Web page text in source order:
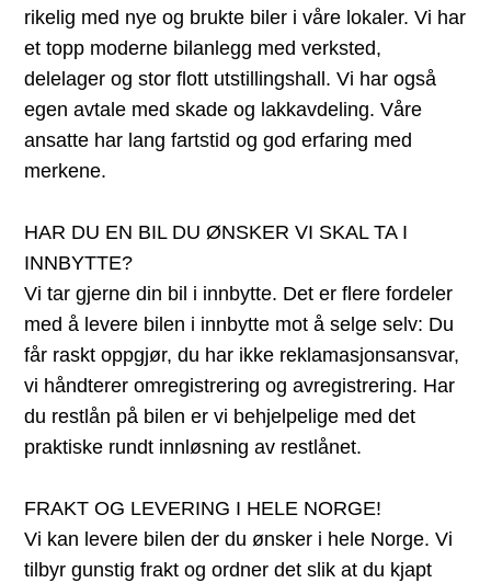
rikelig med nye og brukte biler i våre lokaler. Vi har
et topp moderne bilanlegg med verksted,
delelager og stor flott utstillingshall. Vi har også
egen avtale med skade og lakkavdeling. Våre
ansatte har lang fartstid og god erfaring med
merkene.
HAR DU EN BIL DU ØNSKER VI SKAL TA I
INNBYTTE?
Vi tar gjerne din bil i innbytte. Det er flere fordeler
med å levere bilen i innbytte mot å selge selv: Du
får raskt oppgjør, du har ikke reklamasjonsansvar,
vi håndterer omregistrering og avregistrering. Har
du restlån på bilen er vi behjelpelige med det
praktiske rundt innløsning av restlånet.
FRAKT OG LEVERING I HELE NORGE!
Vi kan levere bilen der du ønsker i hele Norge. Vi
tilbyr gunstig frakt og ordner det slik at du kjapt